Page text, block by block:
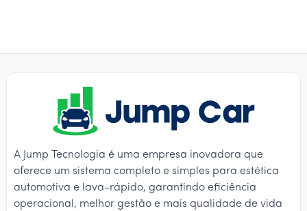
A Jump Tecnologia é uma empresa inovadora que
oferece um sistema completo e simples para estética
automotiva e lava-rápido, garantindo eficiência
operacional, melhor gestão e mais qualidade de vida